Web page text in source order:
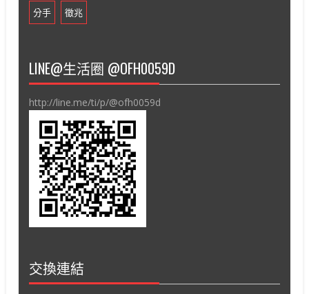
分手 徵兆
LINE@生活圈 @OFH0059D
http://line.me/ti/p/@ofh0059d
交換連結